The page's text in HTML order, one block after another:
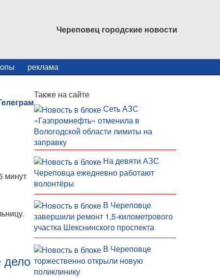
Череповец городские новости
реклама
минут
дело
Также на сайте
Сеть АЗС
«Газпромнефть» отменила в
Вологодской области лимиты на
заправку
На девяти АЗС
Череповца ежедневно работают
волонтёры
В Череповце
завершили ремонт 1,5-километрового
участка Шекснинского проспекта
В Череповце
торжественно открыли новую
поликлинику